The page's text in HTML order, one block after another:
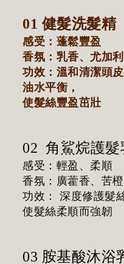
01 健髮洗髮精
感受：蓬鬆豐盈
香氛：乳香、尤加利
功效：溫和清潔頭
油水平衡，
使髮絲豐盈茁壯
02 角鯊烷護髮
感受：輕盈、柔順
香氛：廣藿香、苦
功效： 深度修護髮
使髮絲柔順而強韌
03 胺基酸沐浴